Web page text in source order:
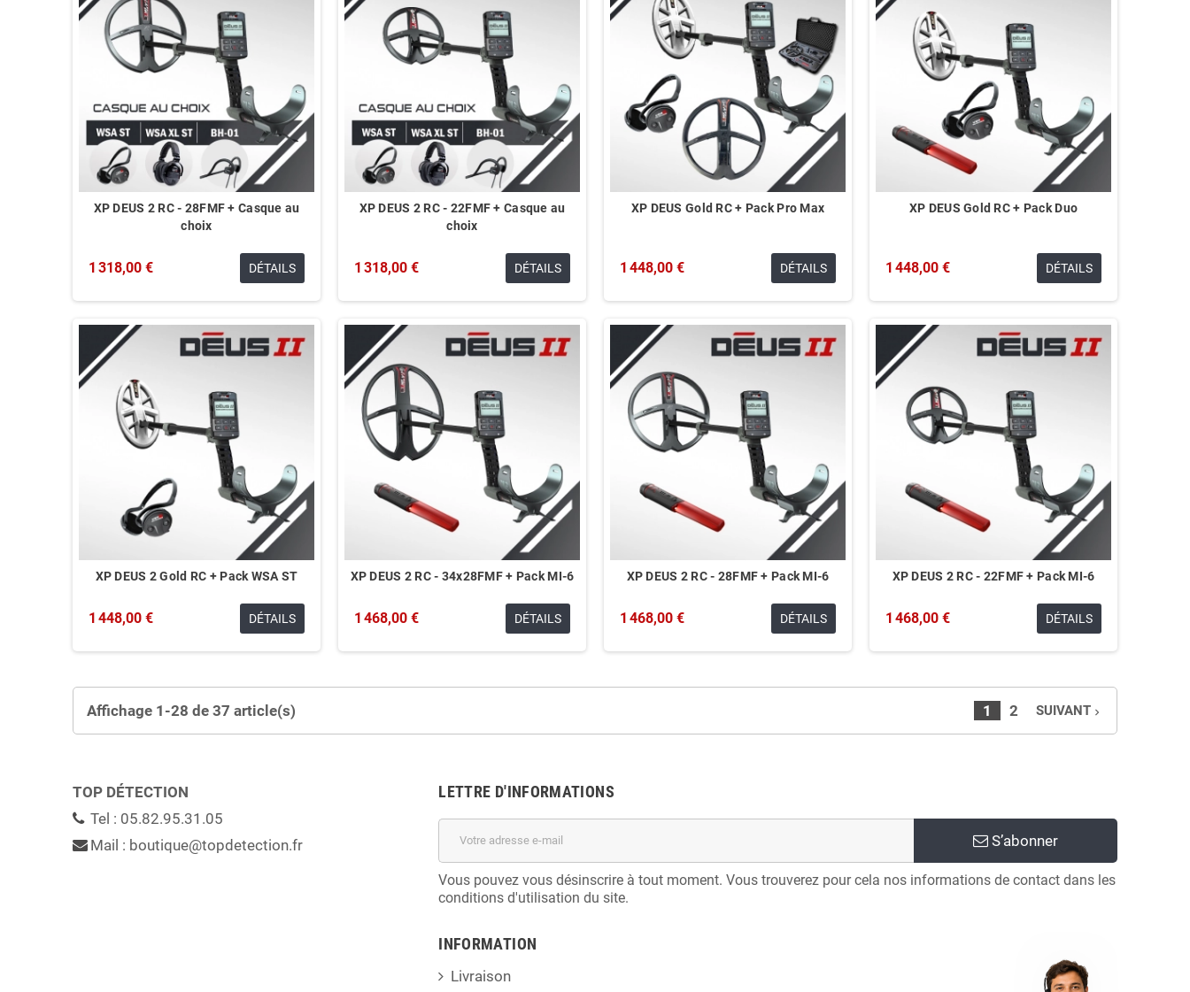
XP DEUS 2 RC - 28FMF + Casque au
choix
1 318,00 € DÉTAILS
XP DEUS 2 RC - 22FMF + Casque au
choix
1 318,00 € DÉTAILS
XP DEUS Gold RC + Pack Pro Max
1 448,00 € DÉTAILS
XP DEUS Gold RC + Pack Duo
1 448,00 € DÉTAILS
XP DEUS 2 Gold RC + Pack WSA ST
1 448,00 € DÉTAILS
XP DEUS 2 RC - 34x28FMF + Pack MI-6
1 468,00 € DÉTAILS
XP DEUS 2 RC - 28FMF + Pack MI-6
1 468,00 € DÉTAILS
XP DEUS 2 RC - 22FMF + Pack MI-6
1 468,00 € DÉTAILS
Affichage 1-28 de 37 article(s) 1 2 SUIVANT navigate_next
TOP DÉTECTION
Tel : 05.82.95.31.05
Mail : boutique@topdetection.fr
LETTRE D'INFORMATIONS
S’abonner
Vous pouvez vous désinscrire à tout moment. Vous trouverez pour cela nos informations de contact dans les
conditions d'utilisation du site.
INFORMATION
Livraison